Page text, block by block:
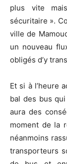
plus vite
sécuritaire ».
ville de
un nouveau
obligés d’y
Et si à l’heure
bal des bus
aura des
moment de la
néanmoins
transporteurs